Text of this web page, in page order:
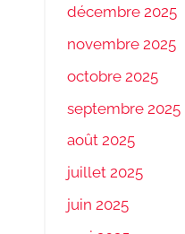
décembre 2025
novembre 2025
octobre 2025
septembre 2025
août 2025
juillet 2025
juin 2025